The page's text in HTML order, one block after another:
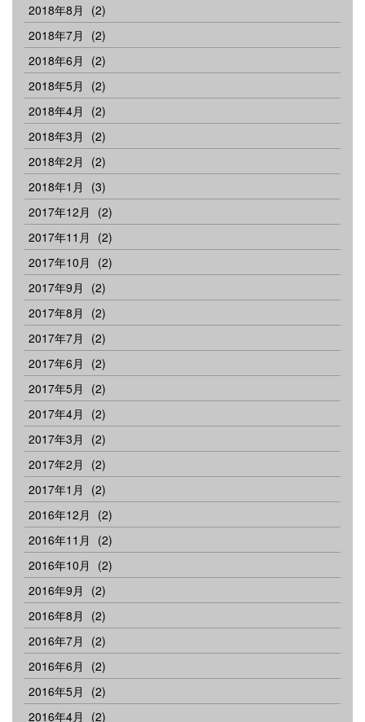
2018年8月
(2)
2018年7月
(2)
2018年6月
(2)
2018年5月
(2)
2018年4月
(2)
2018年3月
(2)
2018年2月
(2)
2018年1月
(3)
2017年12月
(2)
2017年11月
(2)
2017年10月
(2)
2017年9月
(2)
2017年8月
(2)
2017年7月
(2)
2017年6月
(2)
2017年5月
(2)
2017年4月
(2)
2017年3月
(2)
2017年2月
(2)
2017年1月
(2)
2016年12月
(2)
2016年11月
(2)
2016年10月
(2)
2016年9月
(2)
2016年8月
(2)
2016年7月
(2)
2016年6月
(2)
2016年5月
(2)
2016年4月
(2)